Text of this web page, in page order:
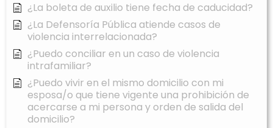
¿La boleta de auxilio tiene fecha de caducidad?
¿La Defensoría Pública atiende casos de
violencia interrelacionada?
¿Puedo conciliar en un caso de violencia
intrafamiliar?
¿Puedo vivir en el mismo domicilio con mi
esposa/o que tiene vigente una prohibición de
acercarse a mi persona y orden de salida del
domicilio?